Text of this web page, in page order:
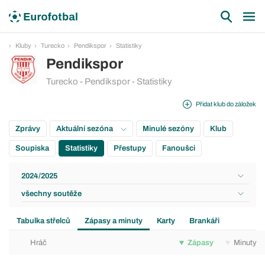
Kluby Turecko Pendikspor Statistiky
Pendikspor
Turecko - Pendikspor - Statistiky
Přidat klub do záložek
Zprávy Aktuální sezóna Minulé sezóny Klub
Soupiska Statistiky Přestupy Fanoušci
2024/2025
všechny soutěže
Tabulka střelců Zápasy a minuty Karty Brankáři
Hráč Zápasy Minuty